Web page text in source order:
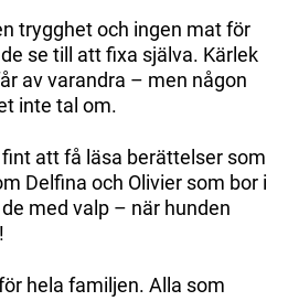
trygghet och ingen mat för
se till att fixa själva. Kärlek
av varandra – men någon
inte tal om.
att få läsa berättelser som
Delfina och Olivier som bor i
med valp – när hunden
hela familjen. Alla som